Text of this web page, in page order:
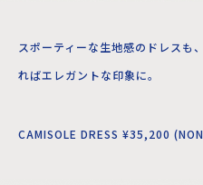
スポーティーな生地感のドレスも
ればエレガントな印象に。
CAMISOLE DRESS ¥35,200